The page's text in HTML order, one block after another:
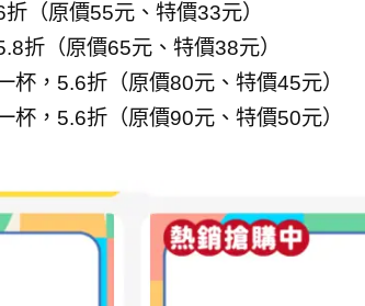
（原價55元、特價33元）
折（原價65元、特價38元）
杯，5.6折（原價80元、特價45元）
杯，5.6折（原價90元、特價50元）